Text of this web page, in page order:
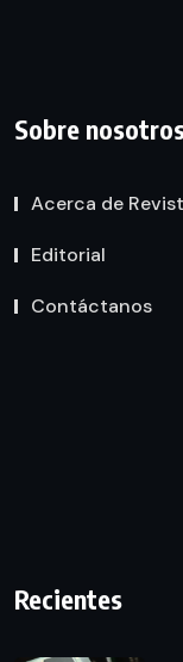
Sobre
Acerca de
Editorial
Contáctanos
Recientes